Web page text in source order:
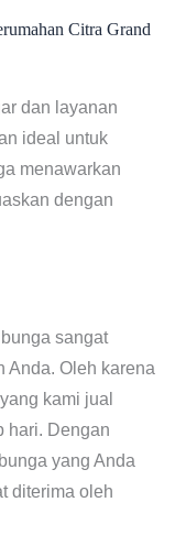
Citra Grand
dan layanan
ideal untuk
menawarkan
dengan
sangat
Anda. Oleh karena
kami jual
hari. Dengan
yang Anda
diterima oleh